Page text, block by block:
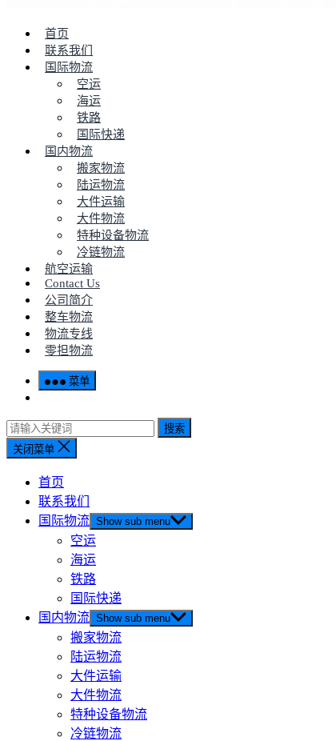
首页
联系我们
国际物流
空运
海运
铁路
国际快递
国内物流
搬家物流
陆运物流
大件运输
大件物流
特种设备物流
冷链物流
航空运输
Contact Us
公司简介
整车物流
物流专线
零担物流
菜单
搜索
关闭菜单
首页
联系我们
国际物流 Show sub menu
空运
海运
铁路
国际快递
国内物流 Show sub menu
搬家物流
陆运物流
大件运输
大件物流
特种设备物流
冷链物流